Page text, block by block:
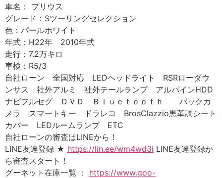
車名： プリウス
グレード：Sツーリングセレクション
色：パールホワイト
年式：H22年 2010年式
走行：7.2万キロ
車検：R5/3
自社ローン 全国対応 LEDヘッドライト RSRローダウ
ンサス 社外アルミ 社外テールランプ アルパインHDD
ナビフルセグ ＤＶＤ Ｂｌｕｅｔｏｏｔｈ バックカ
メラ スマートキー ドラレコ BrosClazzio黒革調シート
カバー LEDルームランプ ETC
自社ローンの審査はLINEから！
LINE友達登録 ★ https://lin.ee/wm4wd3i LINE友達登録か
ら審査スタート！
グーネット在庫一覧 ： https://www.goo-